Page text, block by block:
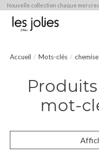
Nouvelle collection chaque
Accueil / Mots-clés / chemise
Produits
mot-